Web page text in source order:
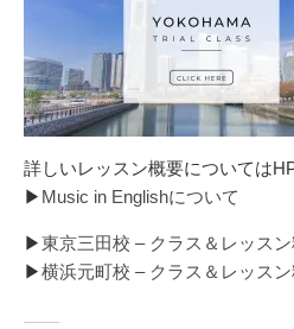
詳しいレッスン概要については
▶︎ Music in Englishについて
▶︎東京三田校 – クラス＆レッス
▶︎横浜元町校 – クラス＆レッス